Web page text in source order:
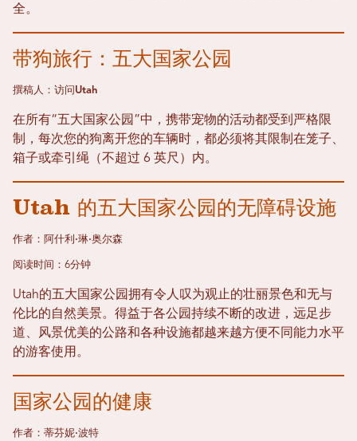
全。
带狗旅行：五大国家公园
撰稿人：访问Utah
在所有“五大国家公园”中，携带宠物的活动都受到严格限
制，每次您的狗离开您的车辆时，都必须将其限制在笼子、
箱子或牵引绳（不超过 6 英尺）内。
Utah 的五大国家公园的无障碍设施
作者：阿什利·琳·奥尔森
阅读时间：6分钟
Utah的五大国家公园拥有令人叹为观止的壮丽景色和无与
伦比的自然美景。得益于各公园持续不断的改进，远足步
道、风景优美的公路和各种设施都越来越方便不同能力水平
的游客使用。
国家公园的健康
作者：蒂芬妮·波特